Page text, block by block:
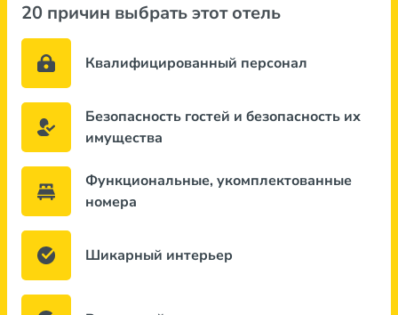
20 причин выбрать этот отель
Квалифицированный персонал
Безопасность гостей и безопасность их
имущества
Функциональные, укомплектованные
номера
Шикарный интерьер